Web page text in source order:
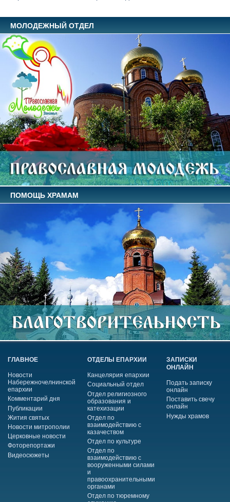
МОЛОДЕЖНЫЙ ОТДЕЛ
ПОМОЩЬ ХРАМАМ
ГЛАВНОЕ
Новости
Набережночелнинской
епархии
Комментарий дня
Публикации
Жития святых
Новости митрополии
Церковные новости
Фоторепортажи
Видеосюжеты
ОТДЕЛЫ ЕПАРХИИ
Канцелярия епархии
Социальный отдел
Отдел религиозного
образования и
катехизации
Отдел по
взаимодействию с
казачеством
Отдел по культуре
Отдел по
взаимодействию с
вооруженными силами
и
правоохранительными
органами
Отдел по тюремному
ЗАПИСКИ
ОНЛАЙН
Подать записку
онлайн
Поставить свечу
онлайн
Нужды храмов